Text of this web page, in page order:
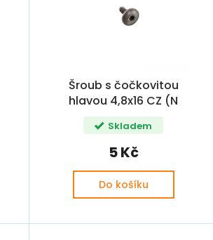
Šroub s čočkovitou
hlavou 4,8x16 CZ (N
90775001, N90648701,
N90648702 )
Skladem
5 Kč
Do košíku